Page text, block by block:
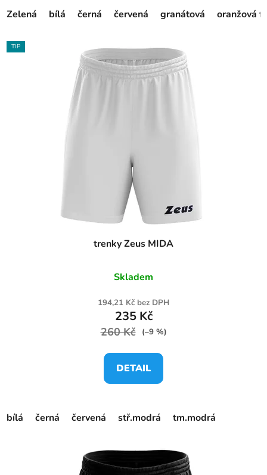
Zelená bílá černá červená granátová oranžová
TIP
trenky Zeus MIDA
Skladem
194,21 Kč bez DPH
235 Kč
260 Kč (–9 %)
DETAIL
bílá černá červená stř.modrá tm.modrá